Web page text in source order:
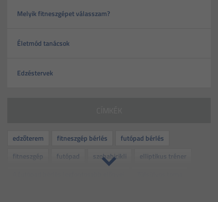
Melyik fitneszgépet válasszam?
Életmód tanácsok
Edzéstervek
edzőterem fitneszgép bérlés
futópad bérlés
fitneszgép
futópad szobabicikli
elliptikus tréner